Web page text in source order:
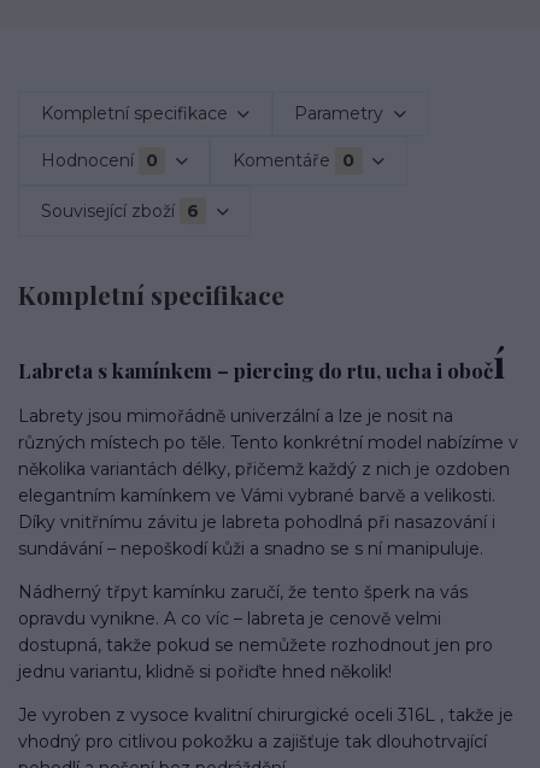
Kompletní specifikace Parametry
Hodnocení 0 Komentáře 0
Související zboží 6
Kompletní specifikace
Labreta s kamínkem – piercing do rtu, ucha i obočí
Labrety jsou mimořádně univerzální a lze je nosit na
různých místech po těle. Tento konkrétní model nabízíme v
několika variantách délky, přičemž každý z nich je ozdoben
elegantním kamínkem ve Vámi vybrané barvě a velikosti.
Díky vnitřnímu závitu je labreta pohodlná při nasazování i
sundávání – nepoškodí kůži a snadno se s ní manipuluje.
Nádherný třpyt kamínku zaručí, že tento šperk na vás
opravdu vynikne. A co víc – labreta je cenově velmi
dostupná, takže pokud se nemůžete rozhodnout jen pro
jednu variantu, klidně si pořiďte hned několik!
Je vyroben z vysoce kvalitní chirurgické oceli 316L , takže je
vhodný pro citlivou pokožku a zajišťuje tak dlouhotrvající